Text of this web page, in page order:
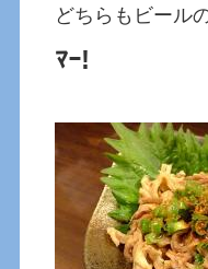
どちらもビール
ﾏｰ!